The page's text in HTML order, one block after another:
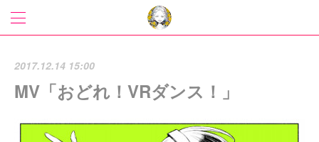
2017.12.14 15:00
MV「おどれ！VRダンス！」